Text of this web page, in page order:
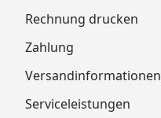
Rechnung drucken
Zahlung
Versandinformationen
Serviceleistungen